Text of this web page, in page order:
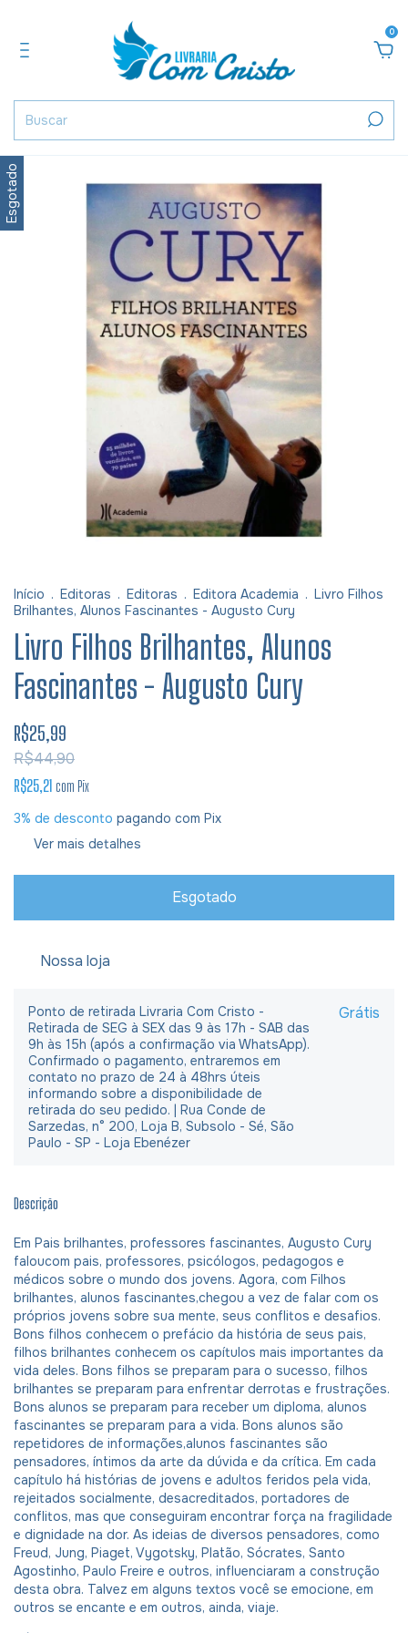
0
Esgotado
Início . Editoras . Editoras . Editora Academia . Livro Filhos
Brilhantes, Alunos Fascinantes - Augusto Cury
Livro Filhos Brilhantes, Alunos
Fascinantes - Augusto Cury
R$25,99
R$44,90
R$25,21 com Pix
3% de desconto pagando com Pix
Ver mais detalhes
Nossa loja
Ponto de retirada Livraria Com Cristo -
Retirada de SEG à SEX das 9 às 17h - SAB das
9h às 15h (após a confirmação via WhatsApp).
Confirmado o pagamento, entraremos em
contato no prazo de 24 à 48hrs úteis
informando sobre a disponibilidade de
retirada do seu pedido. | Rua Conde de
Sarzedas, n° 200, Loja B, Subsolo - Sé, São
Paulo - SP - Loja Ebenézer
Grátis
Descrição
Em Pais brilhantes, professores fascinantes, Augusto Cury
faloucom pais, professores, psicólogos, pedagogos e
médicos sobre o mundo dos jovens. Agora, com Filhos
brilhantes, alunos fascinantes,chegou a vez de falar com os
próprios jovens sobre sua mente, seus conflitos e desafios.
Bons filhos conhecem o prefácio da história de seus pais,
filhos brilhantes conhecem os capítulos mais importantes da
vida deles. Bons filhos se preparam para o sucesso, filhos
brilhantes se preparam para enfrentar derrotas e frustrações.
Bons alunos se preparam para receber um diploma, alunos
fascinantes se preparam para a vida. Bons alunos são
repetidores de informações,alunos fascinantes são
pensadores, íntimos da arte da dúvida e da crítica. Em cada
capítulo há histórias de jovens e adultos feridos pela vida,
rejeitados socialmente, desacreditados, portadores de
conflitos, mas que conseguiram encontrar força na fragilidade
e dignidade na dor. As ideias de diversos pensadores, como
Freud, Jung, Piaget, Vygotsky, Platão, Sócrates, Santo
Agostinho, Paulo Freire e outros, influenciaram a construção
desta obra. Talvez em alguns textos você se emocione, em
outros se encante e em outros, ainda, viaje.